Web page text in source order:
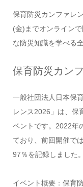
保育防災カンファレ
(金)までオンライン
な防災知識を学べる
保育防災カン
一般社団法人日本保
レンス2026」は、保
ベントです。2022年
ており、前回開催で
97％を記録しました。
イベント概要：保育